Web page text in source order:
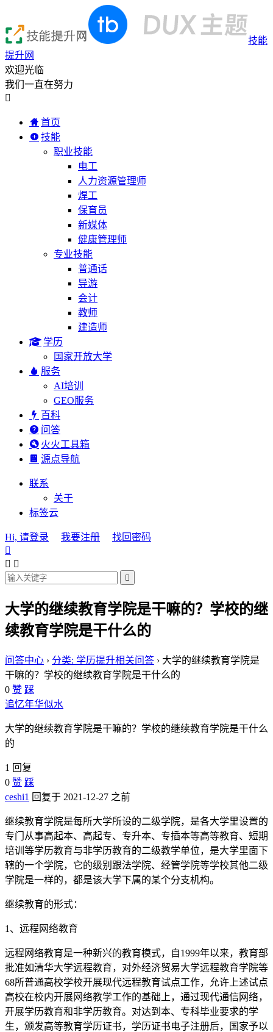
技能
提升网
欢迎光临
我们一直在努力

首页
技能
职业技能
电工
人力资源管理师
焊工
保育员
新媒体
健康管理师
专业技能
普通话
导游
会计
教师
建造师
学历
国家开放大学
服务
AI培训
GEO服务
百科
问答
火火工具箱
源点导航
联系
关于
标签云
Hi, 请登录 我要注册
找回密码

 

大学的继续教育学院是干嘛的？学校的继
续教育学院是干什么的
问答中心 › 分类: 学历提升相关问答 › 大学的继续教育学院是
干嘛的？学校的继续教育学院是干什么的
0 赞 踩
追忆年华似水
大学的继续教育学院是干嘛的？学校的继续教育学院是干什么
的
1 回复
0 赞 踩
ceshi1 回复于 2021-12-27 之前
继续教育学院是每所大学所设的二级学院，是各大学里设置的
专门从事高起本、高起专、专升本、专插本等高等教育、短期
培训等学历教育与非学历教育的二级教学单位，是大学里面下
辖的一个学院，它的级别跟法学院、经管学院等学校其他二级
学院是一样的，都是该大学下属的某个分支机构。
继续教育的形式：
1、远程网络教育
远程网络教育是一种新兴的教育模式，自1999年以来，教育部
批准如清华大学远程教育，对外经济贸易大学远程教育学院等
68所普通高校学校开展现代远程教育试点工作，允许上述试点
高校在校内开展网络教学工作的基础上，通过现代通信网络，
开展学历教育和非学历教育。对达到本、专科毕业要求的学
生，颁发高等教育学历证书，学历证书电子注册后，国家予以